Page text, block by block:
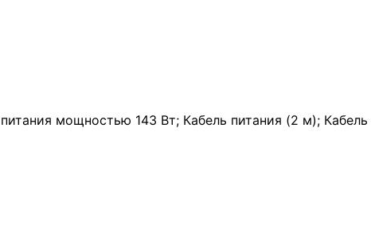
мощностью 143 Вт; Кабель питания (2 м);